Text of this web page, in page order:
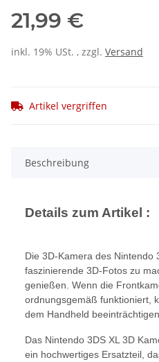
21,99 €
inkl. 19% USt. , zzgl. Versand
Artikel vergriffen
Beschreibung
Details zum Artikel :
Die 3D-Kamera des Nintendo
faszinierende 3D-Fotos zu
genießen. Wenn die
ordnungsgemäß funktioniert,
dem Handheld beeinträchtigen.
Das Nintendo 3DS XL 3D
ein hochwertiges Ersatzteil,